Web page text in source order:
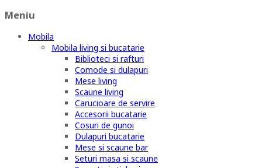
Meniu
Mobila
Mobila living si bucatarie
Biblioteci si rafturi
Comode si dulapuri
Mese living
Scaune living
Carucioare de servire
Accesorii bucatarie
Cosuri de gunoi
Dulapuri bucatarie
Mese si scaune bar
Seturi masa si scaune